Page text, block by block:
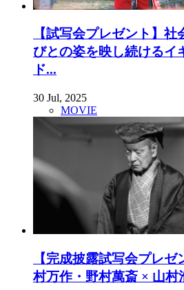
【試写会プレゼント】
びとの姿を映し続けるイ
ド...
30 Jul, 2025
MOVIE
【完成披露試写会プレ
村万作・野村萬斎 × 山村